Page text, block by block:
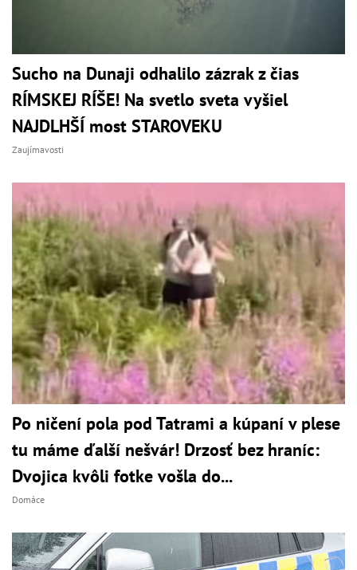
Sucho na Dunaji odhalilo zázrak z čias
RÍMSKEJ RÍŠE! Na svetlo sveta vyšiel
NAJDLHŠÍ most STAROVEKU
Zaujímavosti
Po ničení pola pod Tatrami a kúpaní v plese
tu máme ďalší nešvár! Drzosť bez hraníc:
Dvojica kvôli fotke vošla do...
Domáce